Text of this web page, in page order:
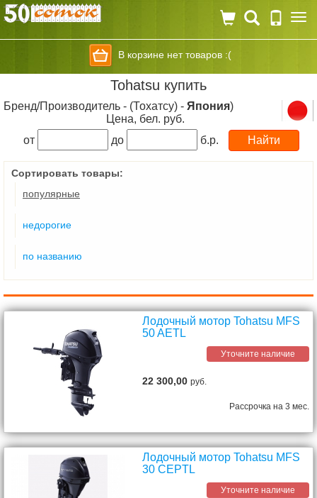
В корзине нет товаров :(
Tohatsu купить
Бренд/Производитель - (Тохатсу) - Япония)
Цена, бел. руб.
от
до б.р.
Сортировать товары:
популярные
недорогие
по названию
Лодочный мотор Tohatsu MFS
50 AETL
Уточните наличие
22 300,00руб.
Рассрочка на 3 мес.
Лодочный мотор Tohatsu MFS
30 CEPTL
Уточните наличие